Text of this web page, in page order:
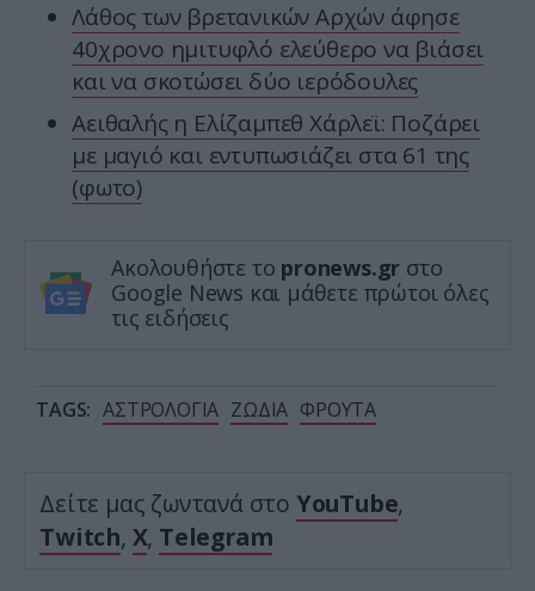
Λάθος των βρετανικών Αρχών άφησε
40χρονο ημιτυφλό ελεύθερο να βιάσει
και να σκοτώσει δύο ιερόδουλες
Αειθαλής η Ελίζαμπεθ Χάρλεϊ: Ποζάρει
με μαγιό και εντυπωσιάζει στα 61 της
(φωτο)
Ακολουθήστε το pronews.gr στο
Google News και μάθετε πρώτοι όλες
τις ειδήσεις
TAGS: ΑΣΤΡΟΛΟΓΙΑ ΖΩΔΙΑ ΦΡΟΥΤΑ
Δείτε μας ζωντανά στο YouTube,
Twitch, X, Telegram